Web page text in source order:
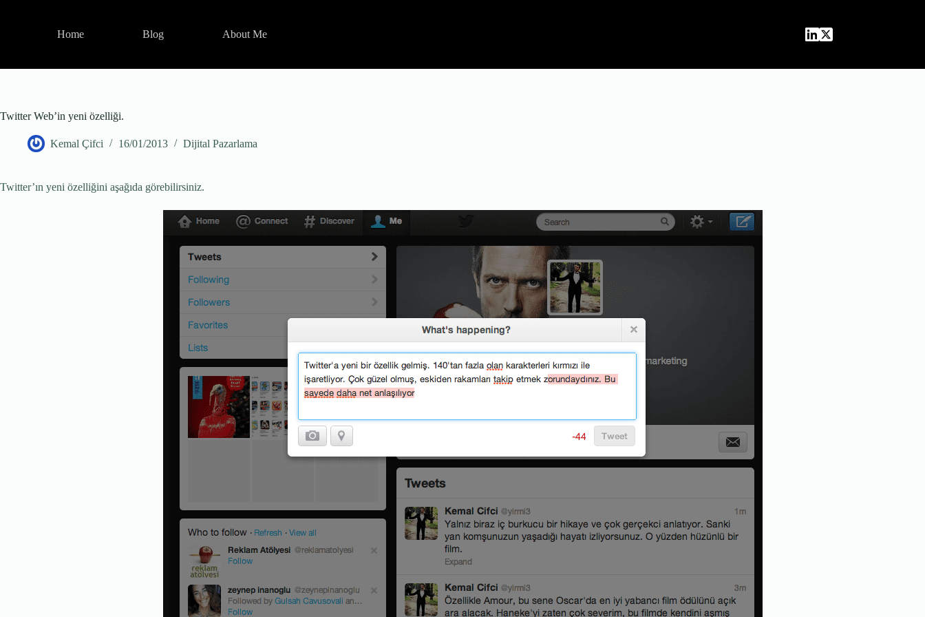
Home Blog About Me
Twitter Web’in yeni özelliği.
Kemal Çifci 16/01/2013 Dijital Pazarlama
Twitter’ın yeni özelliğini aşağıda görebilirsiniz.